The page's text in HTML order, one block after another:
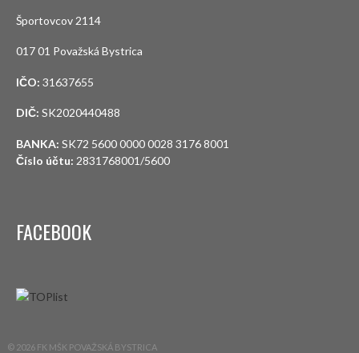
Športovcov 2114
017 01 Považská Bystrica
IČO: 31637655
DIČ: SK2020440488
BANKA: SK72 5600 0000 0028 3176 8001
Číslo účtu: 2831768001/5600
FACEBOOK
© 2026 FK MŠK POVAŽSKÁ BYSTRICA